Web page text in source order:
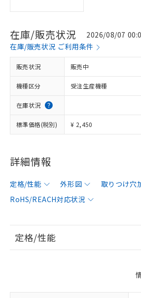
在庫/販売状況
2026/08/07
在庫/販売状況 ご利用条件
販売状況 販売中
機種区分 受注生産機種
在庫状況
標準価格(税別) ¥ 2,450
詳細情報
定格/性能 外形図 取りつけ穴
RoHS/REACH対応状況
定格/性能